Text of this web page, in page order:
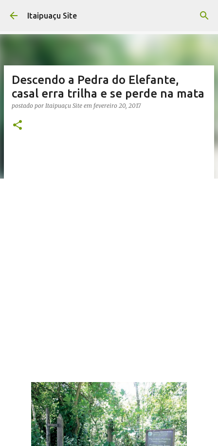
Pular para o conteúdo principal
Itaipuaçu Site
Descendo a Pedra do Elefante,
casal erra trilha e se perde na mata
postado por Itaipuaçu Site em fevereiro 20, 2017